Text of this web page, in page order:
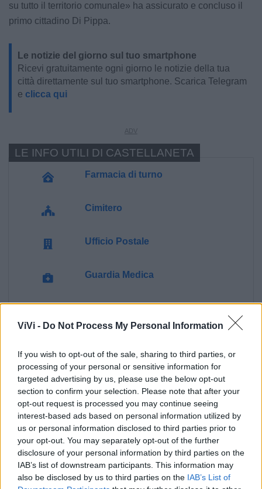
ViVi - Do Not Process My Personal Information
If you wish to opt-out of the sale, sharing to third parties, or
processing of your personal or sensitive information for
targeted advertising by us, please use the below opt-out
section to confirm your selection. Please note that after your
opt-out request is processed you may continue seeing
interest-based ads based on personal information utilized by
us or personal information disclosed to third parties prior to
your opt-out. You may separately opt-out of the further
disclosure of your personal information by third parties on the
IAB’s list of downstream participants. This information may
also be disclosed by us to third parties on the IAB’s List of
su tutto il territorio comunale» ha assicurato e concluso il
primo cittadino Di Pippa.
Le notizie del giorno sul tuo smartphone
Ricevi gratuitamente ogni giorno le notizie della tua
città direttamente sul tuo smartphone. Scarica Telegram
e clicca qui
Farmacia di turno
Cimitero
Ufficio Postale
Guardia Medica
Pubblica illuminazione
Ecocentro e rifiuti
LE INFO UTILI DI CASTELLANETA